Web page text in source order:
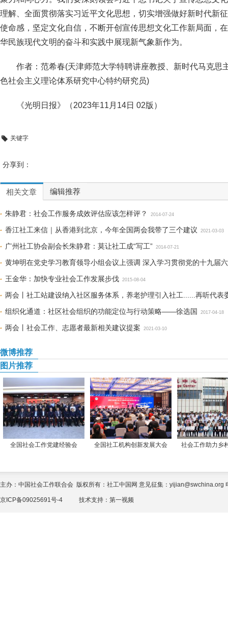
理解、全面贯彻落实习近平文化思想，切实增强做好新时代新
使命感，坚定文化自信，不断开创宣传思想文化工作新局面，
华民族现代文明的奋斗和实践中展现新气象新作为。
作者：范希春(天津师范大学特聘讲座教授、新时代马克思
色社会主义理论体系研究中心特约研究员)
《光明日报》（2023年11月14日 02版）
关键字
分享到：
相关文章 编辑推荐
朱静君：社会工作服务成效评估应该怎样评？ 2014-07-24
香江社工来信｜从香港到北京，今年全国两会我带了三个建议 2021-03-03
广州社工协会副会长朱静君：莫让社工成“写工” 2014-07-21
黄坤明在党史学习教育领导小组会议上强调 深入学习贯彻党的十九届
学习教育
2021-11-25
王金华：加快专业社会工作发展步伐 2015-08-04
两会丨社工站建设纳入社区服务体系，养老护理引入社工......再听代表
组织化通道：社区社会组织的功能定位与行动策略——徐选国
2017-04-18
两会丨社会工作、志愿者最新相关建议提案 2021-03-10
微博推荐
图片推荐
全国社会工作党建经验会 全国社工机构创新发展大会 社会工作助力乡
主办：中国社会工作联合会 版权所有：社工中国网 意见征集：yijian@swchina.org
京ICP备09025691号-4 技术支持： 第一视频